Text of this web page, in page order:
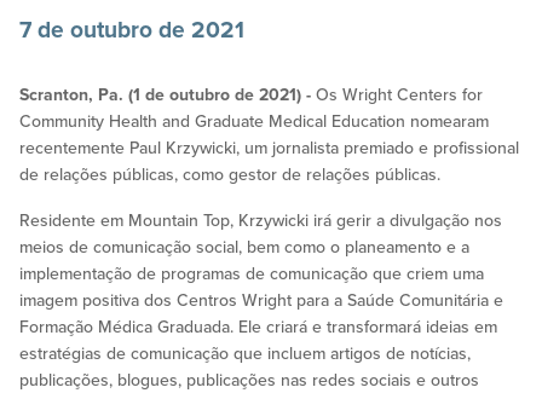
7 de outubro de 2021
Scranton, Pa. (1 de outubro de 2021) - Os Wright Centers for
Community Health and Graduate Medical Education nomearam
recentemente Paul Krzywicki, um jornalista premiado e profissional
de relações públicas, como gestor de relações públicas.
Residente em Mountain Top, Krzywicki irá gerir a divulgação nos
meios de comunicação social, bem como o planeamento e a
implementação de programas de comunicação que criem uma
imagem positiva dos Centros Wright para a Saúde Comunitária e
Formação Médica Graduada. Ele criará e transformará ideias em
estratégias de comunicação que incluem artigos de notícias,
publicações, blogues, publicações nas redes sociais e outros